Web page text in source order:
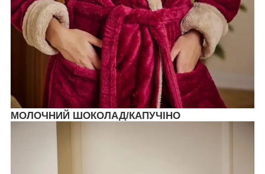
МОЛОЧНИЙ ШОКОЛАД/КАПУЧІНО